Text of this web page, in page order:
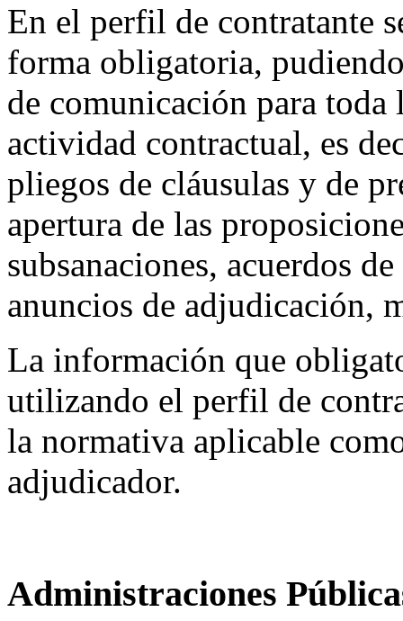
En el perfil de contratante
forma obligatoria,
de comunicación para
actividad contractual, es
pliegos de cláusulas y de
apertura de las
subsanaciones, acuerdos
anuncios de adjudicación,
La información que
utilizando el perfil de
la normativa aplicable
adjudicador.
Administraciones